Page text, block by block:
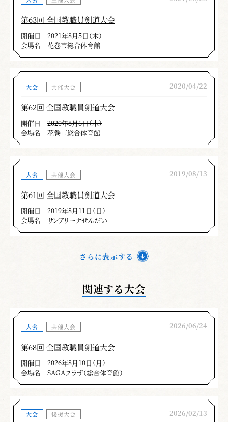
第63回 全国教職員剣道大会
開催日
2021年8月5日（木）
会場名
花巻市総合体育館
大会 共催大会 2020/04/22
第62回 全国教職員剣道大会
開催日
2020年8月6日（木）
会場名
花巻市総合体育館
大会 共催大会 2019/08/13
第61回 全国教職員剣道大会
開催日
2019年8月11日（日）
会場名
サンアリーナせんだい
さらに表示する
関連する大会
大会 共催大会 2026/06/24
第68回 全国教職員剣道大会
開催日
2026年8月10日（月）
会場名
SAGAプラザ（総合体育館）
大会 後援大会 2026/02/13